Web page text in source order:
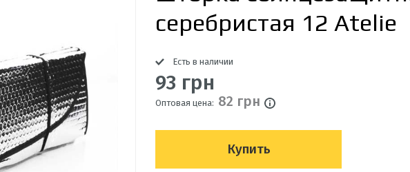
серебристая 12 Atelie
Есть в наличии
93 грн
Оптовая цена: 82 грн
Купить